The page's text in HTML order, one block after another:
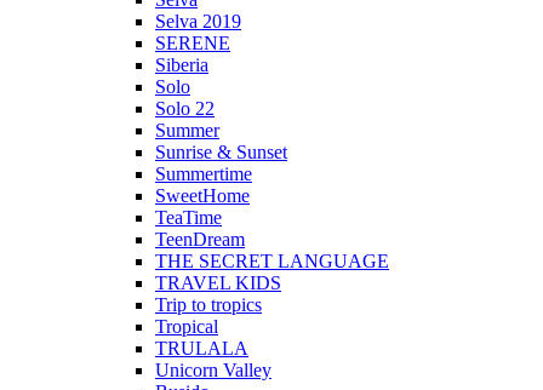
Selva 2019
SERENE
Siberia
Solo
Solo 22
Summer
Sunrise & Sunset
Summertime
SweetHome
TeaTime
TeenDream
THE SECRET LANGUAGE
TRAVEL KIDS
Trip to tropics
Tropical
TRULALA
Unicorn Valley